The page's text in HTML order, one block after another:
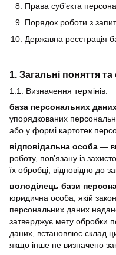
Права суб’єкта
Порядок роботи з
Державна реєстрація
1. Загальні поняття
1.1. Визначення термінів:
база персональних
упорядкованих
або у формі картотек
відповідальна особа —
роботу, пов’язану із
їх обробці, відповідно до
володілець бази
юридична особа, якій
персональних даних
затверджує мету обробки
даних, встановлює склад
якщо інше не визначено